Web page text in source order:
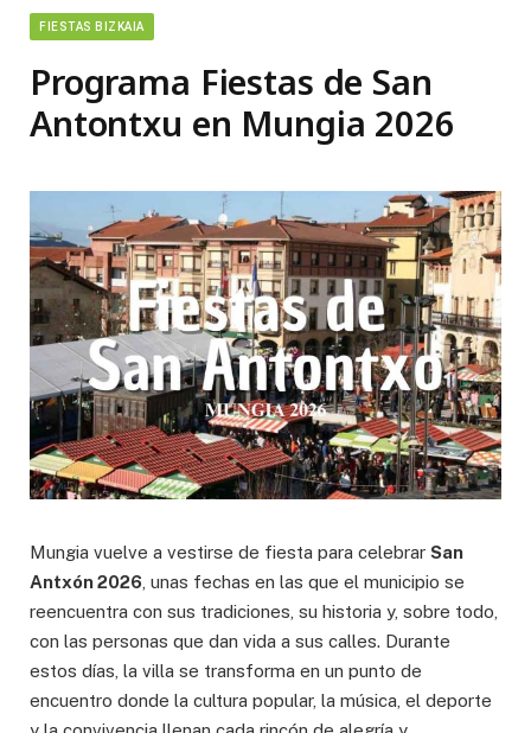
FIESTAS BIZKAIA
Programa Fiestas de San
Antontxu en Mungia 2026
Mungia vuelve a vestirse de fiesta para celebrar San
Antxón 2026 , unas fechas en las que el municipio se
reencuentra con sus tradiciones, su historia y, sobre todo,
con las personas que dan vida a sus calles. Durante
estos días, la villa se transforma en un punto de
encuentro donde la cultura popular, la música, el deporte